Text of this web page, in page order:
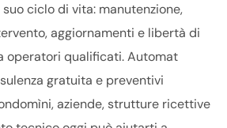
ciclo di vita: manutenzione,
aggiornamenti e libertà di
operatori qualificati. Automat
gratuita e preventivi
aziende, strutture ricettive